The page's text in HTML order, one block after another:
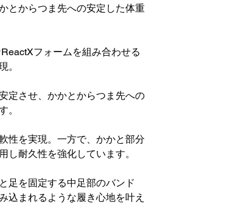
とからつま先への安定した体重
フォームを組み合わせる
。
定させ、かかとからつま先への
。
性を実現。一方で、かかと部分
し耐久性を強化しています。
足を固定する中足部のバンド
込まれるような履き心地を叶え